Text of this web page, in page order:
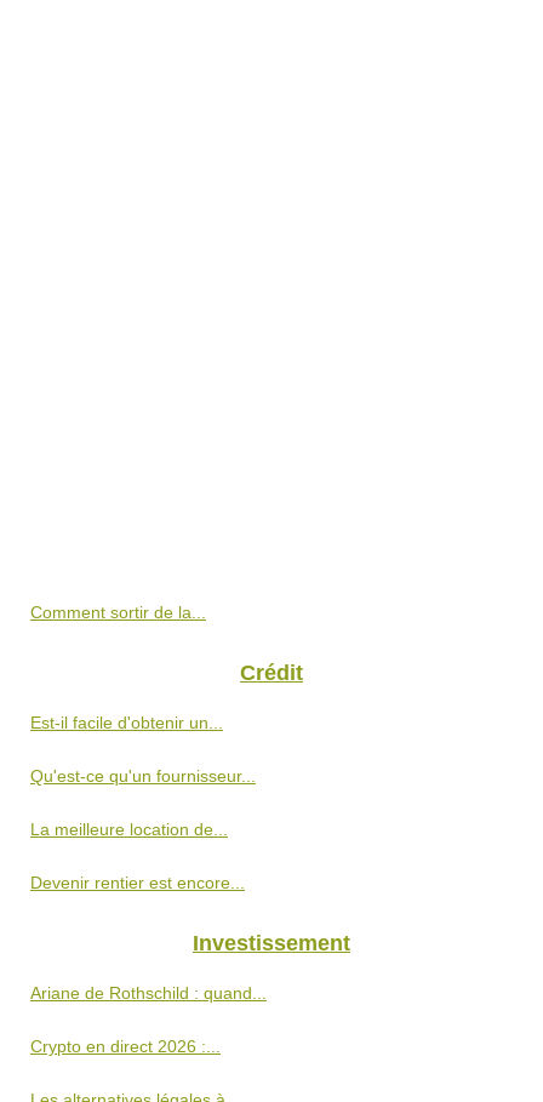
Comment sortir de la...
Crédit
Est-il facile d'obtenir un...
Qu'est-ce qu'un fournisseur...
La meilleure location de...
Devenir rentier est encore...
Investissement
Ariane de Rothschild : quand...
Crypto en direct 2026 :...